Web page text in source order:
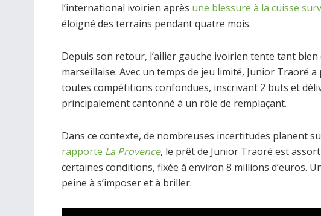
l’international ivoirien après une blessure à la cuisse
éloigné des terrains pendant quatre mois.
Depuis son retour, l’ailier gauche ivoirien tente tant bien
marseillaise. Avec un temps de jeu limité, Junior Traoré
toutes compétitions confondues, inscrivant 2 buts et
principalement cantonné à un rôle de remplaçant.
Dans ce contexte, de nombreuses incertitudes planent
rapporte La Provence, le prêt de Junior Traoré est
certaines conditions, fixée à environ 8 millions d’euros.
peine à s’imposer et à briller.